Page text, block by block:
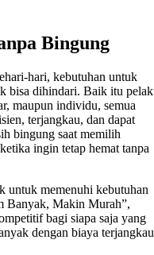
Bingung
hari, kebutuhan untuk
bisa dihindari. Baik itu
maupun individu, semua
terjangkau, dan dapat
bingung saat memilih
ingin tetap hemat tanpa
untuk memenuhi kebutuhan
Banyak, Makin Murah”,
bagi siapa saja yang
dengan biaya